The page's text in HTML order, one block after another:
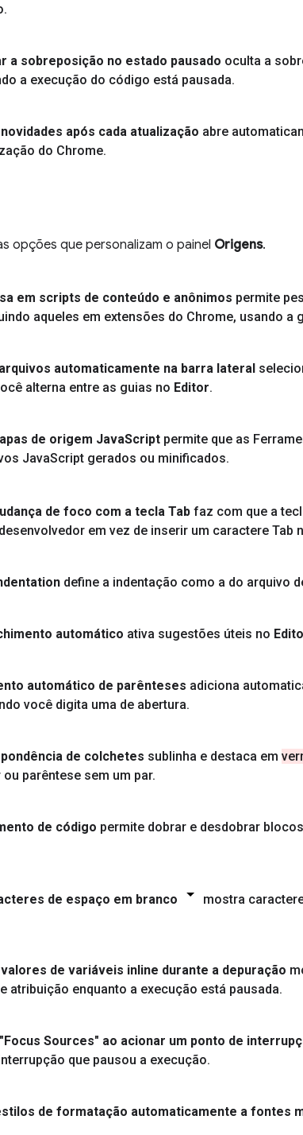
.
a sobreposição no estado pausado oculta a
a execução do código está pausada.
após cada atualização abre
do Chrome.
opções que personalizam o painel Origens.
em scripts de conteúdo e anônimos permite
aqueles em extensões do Chrome, usando a
automaticamente na barra lateral
alterna entre as guias no Editor.
de origem JavaScript permite que as
JavaScript gerados ou minificados.
de foco com a tecla Tab faz com que a
em vez de inserir um caractere Tab
define a indentação como a do arquivo
automático ativa sugestões úteis no
automático de parênteses adiciona
você digita uma de abertura.
de colchetes sublinha e destaca em
parêntese sem um par.
de código permite dobrar e desdobrar
de espaço em branco mostra
de variáveis inline durante a depuração
atribuição enquanto a execução está pausada.
Sources" ao acionar um ponto de
que pausou a execução.
de formatação automaticamente a fontes